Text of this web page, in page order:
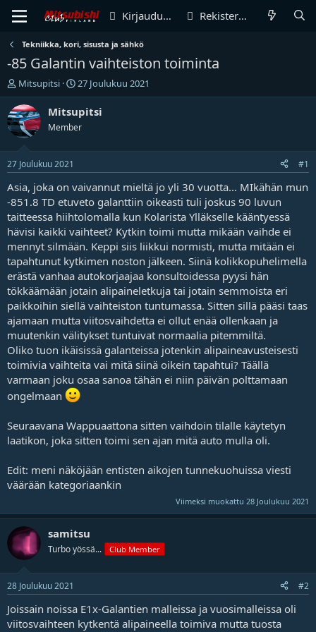
Kirjaudu sisään Rekisteröidy
Tekniikka, kori, sisusta ja sähkö
-85 Galantin vaihteiston toiminta
V
i
e
s
t
k
e
t
j
u
n
a
l
o
i
t
t
a
j
a
Mitsupitsi
A
l
o
t
p
ä
v
ä
m
ä
ä
r
ä
27 Joulukuu 2021
Mitsupitsi
Member
27 Joulukuu 2021 #1
Asia, joka on vaivannut mieltä jo yli 30 vuotta... MIkähän mun
-851.8 TD etuveto galanttiin oikeasti tuli joskus 90 luvun
taitteessa hiihtolomalla kun Kolarista Ylläkselle kääntyessä
hävisi kaikki vaihteet? Kytkin toimi mutta mikään vaihde ei
mennyt silmään. Keppi siis liikkui normisti, mutta mitään ei
tapahtunut kytkimen noston jälkeen. Siinä kolikkopuhelimella
erästä vanhaa autokorjaajaa konsultoidessa pyysi hän
tökkäämään jotain alipaineletkuja tai jotain semmoista eri
paikkoihin siellä vaihteiston tuntumassa. Sitten sillä pääsi taas
ajamaan mutta viitosvaihdetta ei ollut enää ollenkaan ja
muutenkin välitykset tuntuivat normaalia pitemmiltä.
Oliko tuon ikäisissä galanteissa jotenkin alipaineavusteisesti
toimivia vaihteita vai mitä siinä oikein tapahtui? Täällä
varmaan joku osaa sanoa tähän ei niin päivän polttamaan
ongelmaan
Seuraavana Wappuaattona sitten vaihdoin tilalle käytetyn
laatikon, joka sitten toimi sen ajan mitä auto mulla oli.
Edit: meni näköjään entisten aikojen tunnekuohuissa viesti
väärään kategoriaankin
Viimeksi muokattu 28 Joulukuu 2021
samitsu
Turbo yössä... Club Member
28 Joulukuu 2021 #2
Joissain noissa E1x-Galantien malleissa ja vuosimalleissa oli
viitosvaihteen kytkentä alipaineella toimiva mutta tuosta